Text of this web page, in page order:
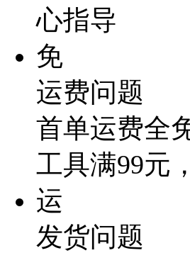
心指导
免
运费问题
首单运费全
工具满99元
运
发货问题